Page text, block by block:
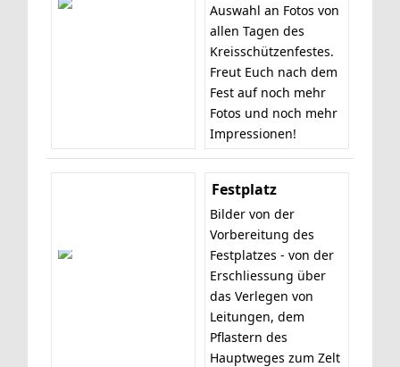
Auswahl an Fotos von
allen Tagen des
Kreisschützenfestes.
Freut Euch nach dem
Fest auf noch mehr
Fotos und noch mehr
Impressionen!
Festplatz
Bilder von der
Vorbereitung des
Festplatzes - von der
Erschliessung über
das Verlegen von
Leitungen, dem
Pflastern des
Hauptweges zum Zelt